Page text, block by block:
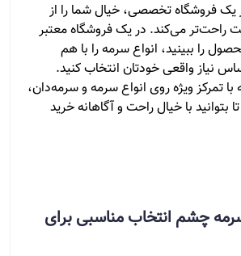
یک فروشگاه تخصصی، خیال شما را از
راحت‌تر می‌کند. در یک فروشگاه معتبر
را ببینید، انواع سرمه را با هم
نیاز واقعی خودتان انتخاب کنید.
تمرکز ویژه روی انواع سرمه و سرمه‌دان،
بتوانید با خیال راحت و آگاهانه خرید
چشم انتخاب مناسبی برای